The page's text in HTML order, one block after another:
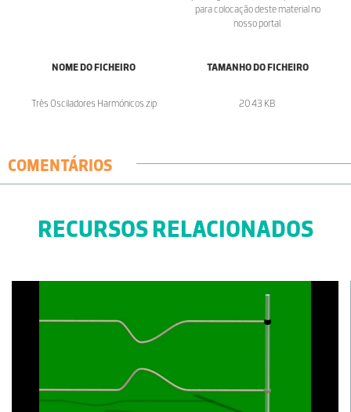
para colocação deste material no
nosso portal.
NOME DO FICHEIRO
Três Osciladores Harmónicos.zip
TAMANHO DO FICHEIRO
20.43 KB
COMENTÁRIOS
RECURSOS RELACIONADOS